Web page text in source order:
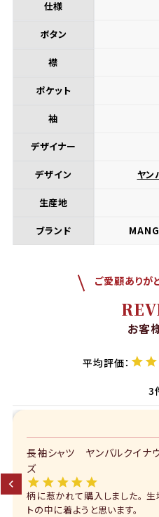
仕様
ボタン
襟
ポケット
袖
デザイナー
デザイン ヤン
生産地
ブランド
ご愛顧ありが
お客
3
長袖シャツ ヤンバルクイナ
ズ
柄に惹かれて購入しました。
トの中に着ようと思います。